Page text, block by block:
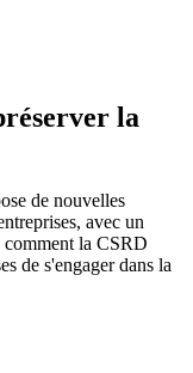
la
de nouvelles
avec un
la CSRD
de s'engager dans la